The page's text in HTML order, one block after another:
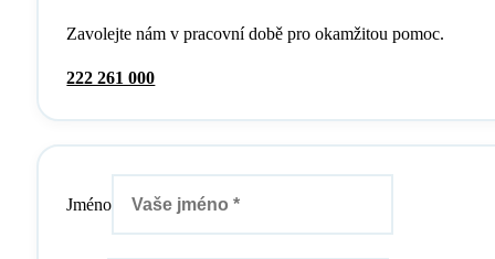
Zavolejte nám v pracovní době pro okamžitou pomoc.
222 261 000
Jméno